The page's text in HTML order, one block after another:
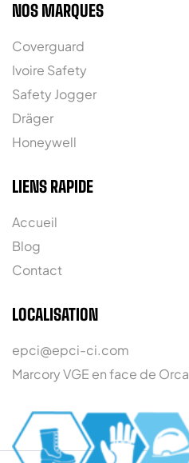
NOS MARQUES
Coverguard
Ivoire Safety
Safety Jogger
Dräger
Honeywell
LIENS RAPIDE
Accueil
Blog
Contact
LOCALISATION
epci@epci-ci.com
Marcory VGE en face de Orca